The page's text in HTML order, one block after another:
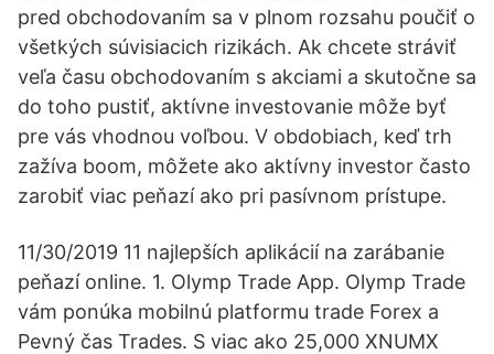
pred obchodovaním sa v plnom rozsahu poučiť o
všetkých súvisiacich rizikách. Ak chcete stráviť
veľa času obchodovaním s akciami a skutočne sa
do toho pustiť, aktívne investovanie môže byť
pre vás vhodnou voľbou. V obdobiach, keď trh
zažíva boom, môžete ako aktívny investor často
zarobiť viac peňazí ako pri pasívnom prístupe.
11/30/2019 11 najlepších aplikácií na zarábanie
peňazí online. 1. Olymp Trade App. Olymp Trade
vám ponúka mobilnú platformu trade Forex a
Pevný čas Trades. S viac ako 25,000 XNUMX